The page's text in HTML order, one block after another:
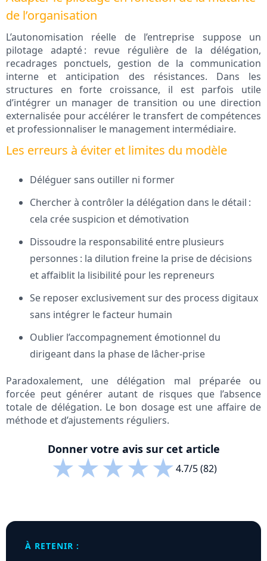
de l’organisation
L’autonomisation réelle de l’entreprise suppose un
pilotage adapté : revue régulière de la délégation,
recadrages ponctuels, gestion de la communication
interne et anticipation des résistances. Dans les
structures en forte croissance, il est parfois utile
d’intégrer un manager de transition ou une direction
externalisée pour accélérer le transfert de compétences
et professionnaliser le management intermédiaire.
Les erreurs à éviter et limites du modèle
Déléguer sans outiller ni former
Chercher à contrôler la délégation dans le détail :
cela crée suspicion et démotivation
Dissoudre la responsabilité entre plusieurs
personnes : la dilution freine la prise de décisions
et affaiblit la lisibilité pour les repreneurs
Se reposer exclusivement sur des process digitaux
sans intégrer le facteur humain
Oublier l’accompagnement émotionnel du
dirigeant dans la phase de lâcher-prise
Paradoxalement, une délégation mal préparée ou
forcée peut générer autant de risques que l’absence
totale de délégation. Le bon dosage est une affaire de
méthode et d’ajustements réguliers.
Donner votre avis sur cet article
★★★★★4.7/5 (82)
À RETENIR :